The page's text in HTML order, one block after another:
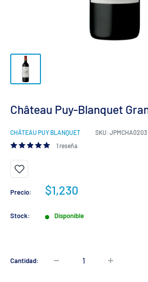
Château Puy-Blanquet
CHÂTEAU PUY BLANQUET SKU: JPMCHA0203
1 reseña
Precio:
Precio
venta
$1,230
Stock: Disponible
Cantidad: